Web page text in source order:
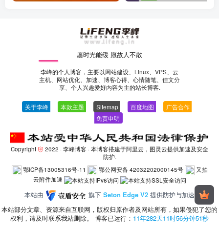
愿时光能缓 愿故人不散
李峰的个人博客，主要以网站建设、Linux、VPS、云
主机、网站优化、加速、博客心得、心情随笔、佳文分
享、个人兴趣爱好内容为主的站长博客.
关于李峰 本款主题 Sitemap 百度地图 广告合作
免责申明
Copyright 2022 ·李峰博客· 本博客搭建于阿里云，图灵云提供加速及安全
防护.
鄂ICP备13005316号-11
鄂公网安备 42032202000145号
又拍
云附件加速
本站由 旗下 Seton Edge V2 提供防护与加速
本站部分文章、资源来自互联网，版权归原作者及网站所有，如果侵犯了您的
权利，请及时联系我站删除。 博客已运行： 11年282天11时56分钟51秒